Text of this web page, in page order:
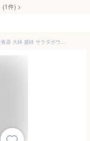
(1件) >
ガラス シエロ 25cm 浅ボウル ガラス食器 洋食器 大鉢 盛鉢 サラダボウル ボウル レストラン おしゃれ オシャレ 食洗機対応 食器 業務用 そうめん ひやむぎ 暑さ対策 トルコ製